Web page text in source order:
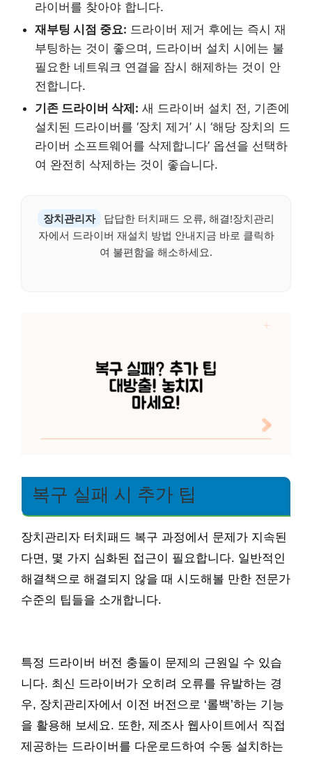
라이버를 찾아야 합니다.
재부팅 시점 중요: 드라이버 제거 후에는 즉시 재
부팅하는 것이 좋으며, 드라이버 설치 시에는 불
필요한 네트워크 연결을 잠시 해제하는 것이 안
전합니다.
기존 드라이버 삭제: 새 드라이버 설치 전, 기존에
설치된 드라이버를 ‘장치 제거’ 시 ‘해당 장치의 드
라이버 소프트웨어를 삭제합니다’ 옵션을 선택하
여 완전히 삭제하는 것이 좋습니다.
장치관리자
답답한 터치패드 오류, 해결!장치관리
자에서 드라이버 재설치 방법 안내지금 바로 클릭하
여 불편함을 해소하세요.
복구 실패 시 추가 팁
장치관리자 터치패드 복구 과정에서 문제가 지속된
다면, 몇 가지 심화된 접근이 필요합니다. 일반적인
해결책으로 해결되지 않을 때 시도해볼 만한 전문가
수준의 팁들을 소개합니다.
특정 드라이버 버전 충돌이 문제의 근원일 수 있습
니다. 최신 드라이버가 오히려 오류를 유발하는 경
우, 장치관리자에서 이전 버전으로 ‘롤백’하는 기능
을 활용해 보세요. 또한, 제조사 웹사이트에서 직접
제공하는 드라이버를 다운로드하여 수동 설치하는